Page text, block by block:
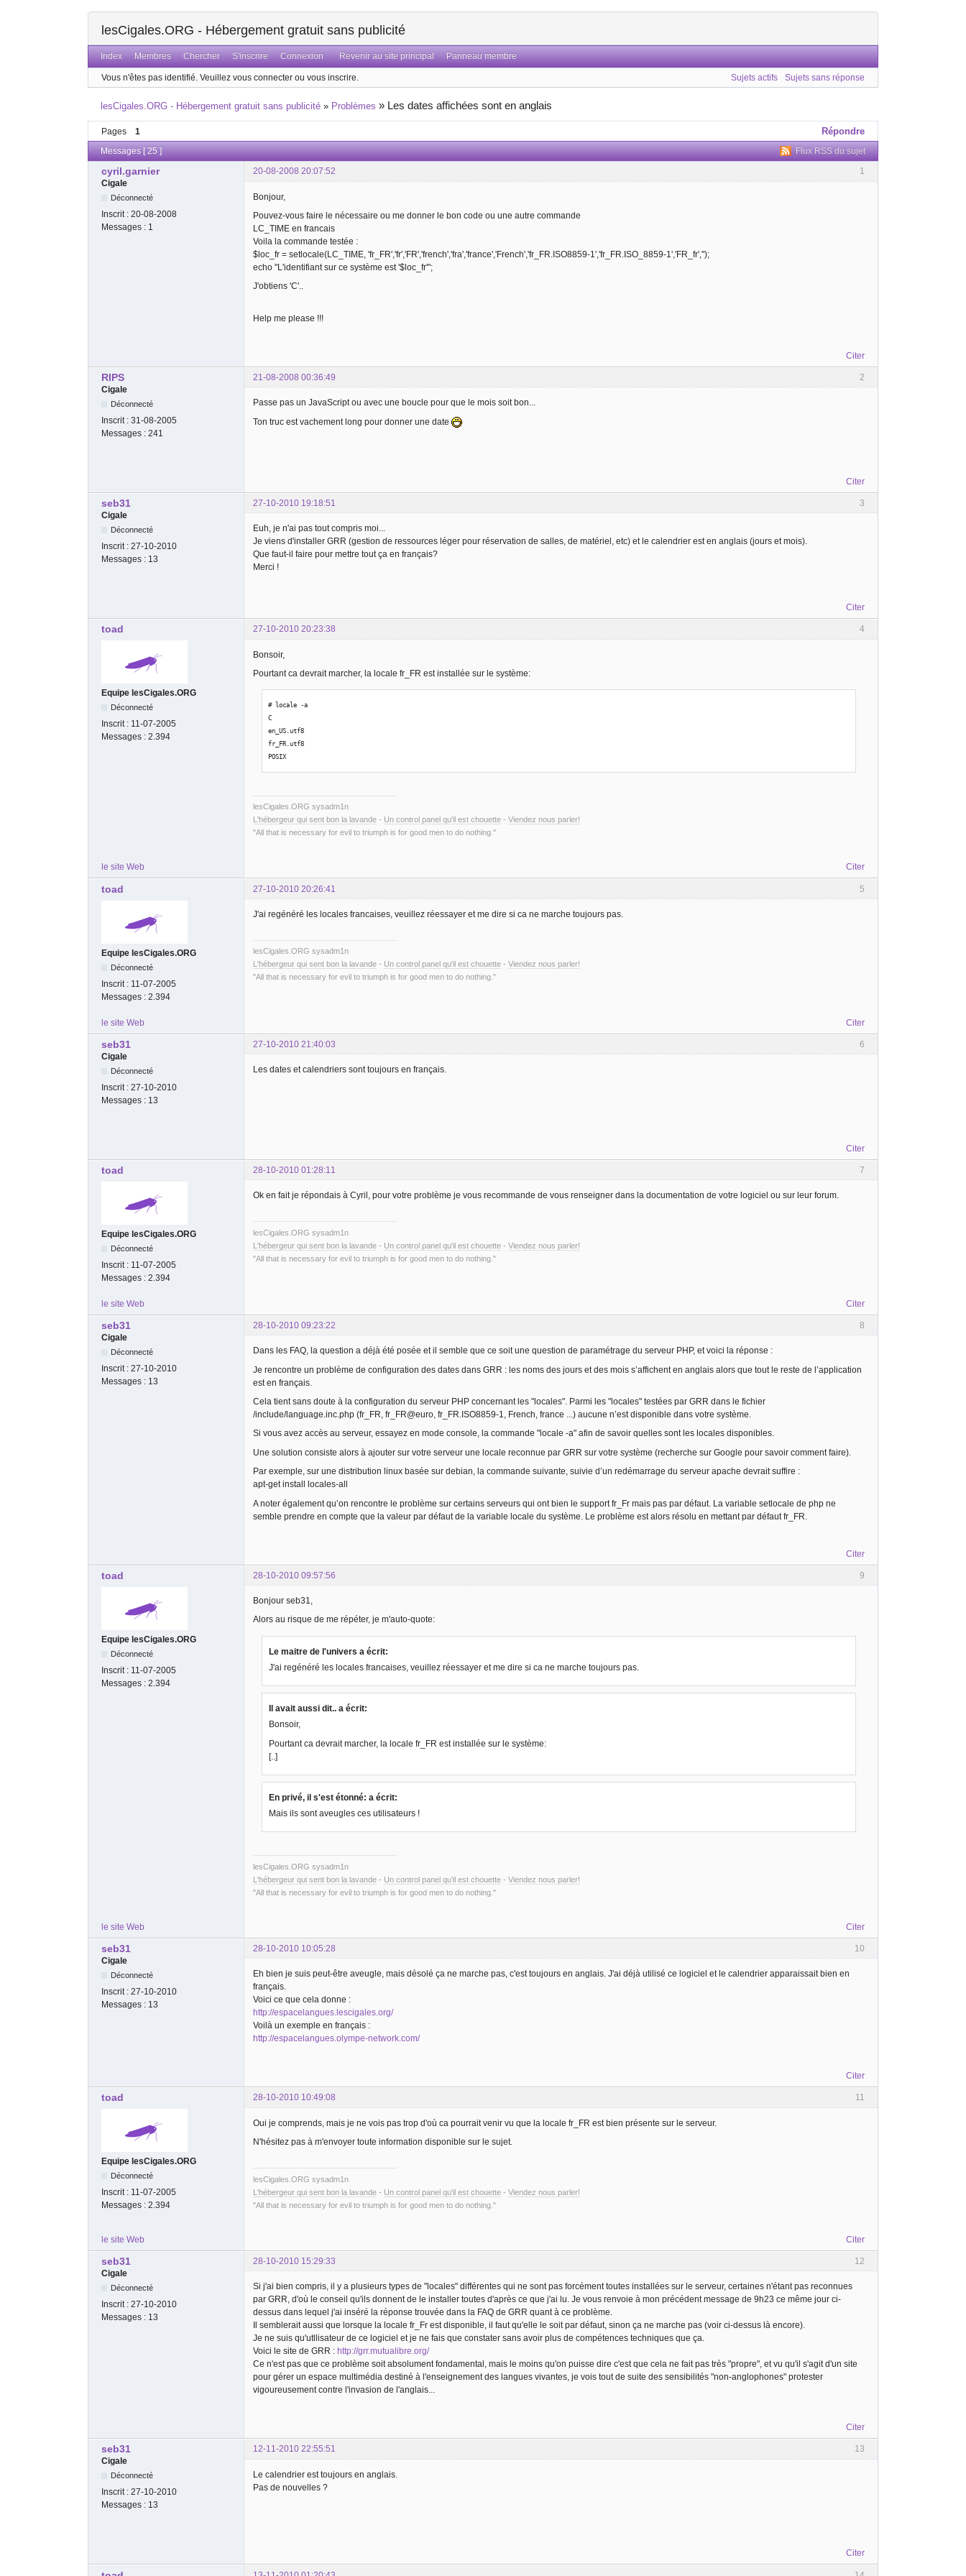
lesCigales.ORG - Hébergement gratuit sans publicité
Index Membres Chercher S'inscrire Connexion Revenir au site principal Panneau membre
Vous n'êtes pas identifié. Veuillez vous connecter ou vous inscrire. Sujets actifs Sujets sans réponse
lesCigales.ORG - Hébergement gratuit sans publicité » Problèmes » Les dates affichées sont en anglais
Pages 1 Répondre
Flux RSS du sujet
Messages [ 25 ]
1
cyril.garnier
20-08-2008 20:07:52
Cigale
Déconnecté
Inscrit : 20-08-2008
Messages : 1
Bonjour,
Pouvez-vous faire le nécessaire ou me donner le bon code ou une autre commande
LC_TIME en francais
Voila la commande testée :
$loc_fr = setlocale(LC_TIME, 'fr_FR','fr','FR','french','fra','france','French','fr_FR.ISO8859-1','fr_FR.ISO_8859-1','FR_fr','');
echo "L'identifiant sur ce système est '$loc_fr'";
J'obtiens 'C'..
Help me please !!!
Citer
2
RIPS
21-08-2008 00:36:49
Cigale
Déconnecté
Inscrit : 31-08-2005
Messages : 241
Passe pas un JavaScript ou avec une boucle pour que le mois soit bon...
Ton truc est vachement long pour donner une date
Citer
3
seb31
27-10-2010 19:18:51
Cigale
Déconnecté
Inscrit : 27-10-2010
Messages : 13
Euh, je n'ai pas tout compris moi...
Je viens d'installer GRR (gestion de ressources léger pour réservation de salles, de matériel, etc) et le calendrier est en anglais (jours et mois).
Que faut-il faire pour mettre tout ça en français?
Merci !
Citer
4
toad 27-10-2010 20:23:38
Equipe lesCigales.ORG
Déconnecté
Inscrit : 11-07-2005
Messages : 2.394
Bonsoir,
Pourtant ca devrait marcher, la locale fr_FR est installée sur le système:
# locale -a
C
en_US.utf8
fr_FR.utf8
POSIX
lesCigales.ORG sysadm1n
L'hébergeur qui sent bon la lavande - Un control panel qu'il est chouette - Viendez nous parler!
"All that is necessary for evil to triumph is for good men to do nothing."
le site Web Citer
5
toad 27-10-2010 20:26:41
Equipe lesCigales.ORG
Déconnecté
Inscrit : 11-07-2005
Messages : 2.394
J'ai regénéré les locales francaises, veuillez réessayer et me dire si ca ne marche toujours pas.
lesCigales.ORG sysadm1n
L'hébergeur qui sent bon la lavande - Un control panel qu'il est chouette - Viendez nous parler!
"All that is necessary for evil to triumph is for good men to do nothing."
le site Web Citer
6
seb31
27-10-2010 21:40:03
Cigale
Déconnecté
Inscrit : 27-10-2010
Messages : 13
Les dates et calendriers sont toujours en français.
Citer
7
toad 28-10-2010 01:28:11
Equipe lesCigales.ORG
Déconnecté
Inscrit : 11-07-2005
Messages : 2.394
Ok en fait je répondais à Cyril, pour votre problème je vous recommande de vous renseigner dans la documentation de votre logiciel ou sur leur forum.
lesCigales.ORG sysadm1n
L'hébergeur qui sent bon la lavande - Un control panel qu'il est chouette - Viendez nous parler!
"All that is necessary for evil to triumph is for good men to do nothing."
le site Web Citer
8
seb31
28-10-2010 09:23:22
Cigale
Déconnecté
Inscrit : 27-10-2010
Messages : 13
Dans les FAQ, la question a déjà été posée et il semble que ce soit une question de paramétrage du serveur PHP, et voici la réponse :
Je rencontre un problème de configuration des dates dans GRR : les noms des jours et des mois s’affichent en anglais alors que tout le reste de l’application
est en français.
Cela tient sans doute à la configuration du serveur PHP concernant les "locales". Parmi les "locales" testées par GRR dans le fichier
/include/language.inc.php (fr_FR, fr_FR@euro, fr_FR.ISO8859-1, French, france ...) aucune n’est disponible dans votre système.
Si vous avez accès au serveur, essayez en mode console, la commande "locale -a" afin de savoir quelles sont les locales disponibles.
Une solution consiste alors à ajouter sur votre serveur une locale reconnue par GRR sur votre système (recherche sur Google pour savoir comment faire).
Par exemple, sur une distribution linux basée sur debian, la commande suivante, suivie d’un redémarrage du serveur apache devrait suffire :
apt-get install locales-all
A noter également qu’on rencontre le problème sur certains serveurs qui ont bien le support fr_Fr mais pas par défaut. La variable setlocale de php ne
semble prendre en compte que la valeur par défaut de la variable locale du système. Le problème est alors résolu en mettant par défaut fr_FR.
Citer
9
toad 28-10-2010 09:57:56
Equipe lesCigales.ORG
Déconnecté
Inscrit : 11-07-2005
Messages : 2.394
Bonjour seb31,
Alors au risque de me répéter, je m'auto-quote:
Le maitre de l'univers a écrit:
J'ai regénéré les locales francaises, veuillez réessayer et me dire si ca ne marche toujours pas.
Il avait aussi dit.. a écrit:
Bonsoir,
Pourtant ca devrait marcher, la locale fr_FR est installée sur le système:
[..]
En privé, il s'est étonné: a écrit:
Mais ils sont aveugles ces utilisateurs !
lesCigales.ORG sysadm1n
L'hébergeur qui sent bon la lavande - Un control panel qu'il est chouette - Viendez nous parler!
"All that is necessary for evil to triumph is for good men to do nothing."
le site Web Citer
10
seb31
28-10-2010 10:05:28
Cigale
Déconnecté
Inscrit : 27-10-2010
Messages : 13
Eh bien je suis peut-être aveugle, mais désolé ça ne marche pas, c'est toujours en anglais. J'ai déjà utilisé ce logiciel et le calendrier apparaissait bien en
français.
Voici ce que cela donne :
http://espacelangues.lescigales.org/
Voilà un exemple en français :
http://espacelangues.olympe-network.com/
Citer
11
toad 28-10-2010 10:49:08
Equipe lesCigales.ORG
Déconnecté
Inscrit : 11-07-2005
Messages : 2.394
Oui je comprends, mais je ne vois pas trop d'où ca pourrait venir vu que la locale fr_FR est bien présente sur le serveur.
N'hésitez pas à m'envoyer toute information disponible sur le sujet.
lesCigales.ORG sysadm1n
L'hébergeur qui sent bon la lavande - Un control panel qu'il est chouette - Viendez nous parler!
"All that is necessary for evil to triumph is for good men to do nothing."
le site Web Citer
12
seb31
28-10-2010 15:29:33
Cigale
Déconnecté
Inscrit : 27-10-2010
Messages : 13
Si j'ai bien compris, il y a plusieurs types de "locales" différentes qui ne sont pas forcément toutes installées sur le serveur, certaines n'étant pas reconnues
par GRR, d'où le conseil qu'ils donnent de le installer toutes d'après ce que j'ai lu. Je vous renvoie à mon précédent message de 9h23 ce même jour ci-
dessus dans lequel j'ai inséré la réponse trouvée dans la FAQ de GRR quant à ce problème.
Il semblerait aussi que lorsque la locale fr_Fr est disponible, il faut qu'elle le soit par défaut, sinon ça ne marche pas (voir ci-dessus là encore).
Je ne suis qu'utllisateur de ce logiciel et je ne fais que constater sans avoir plus de compétences techniques que ça.
Voici le site de GRR : http://grr.mutualibre.org/
Ce n'est pas que ce problème soit absolument fondamental, mais le moins qu'on puisse dire c'est que cela ne fait pas très "propre", et vu qu'il s'agit d'un site
pour gérer un espace multimédia destiné à l'enseignement des langues vivantes, je vois tout de suite des sensibilités "non-anglophones" protester
vigoureusement contre l'invasion de l'anglais...
Citer
13
seb31
12-11-2010 22:55:51
Cigale
Déconnecté
Inscrit : 27-10-2010
Messages : 13
Le calendrier est toujours en anglais.
Pas de nouvelles ?
Citer